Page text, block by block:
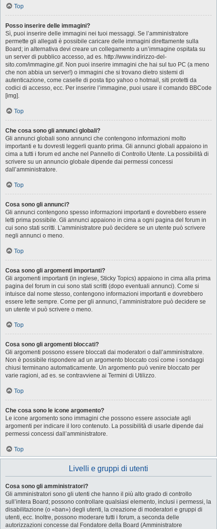
Top
Posso inserire delle immagini?
Sì, puoi inserire delle immagini nei tuoi messaggi. Se l’amministratore
permette gli allegati è possibile caricare delle immagini direttamente sulla
Board; in alternativa devi creare un collegamento a un’immagine ospitata su
un server di pubblico accesso, ad es. http://www.indirizzo-del-
sito.com/immagine.gif. Non puoi inserire immagini che hai sul tuo PC (a meno
che non abbia un server!) o immagini che si trovano dietro sistemi di
autenticazione, come caselle di posta tipo yahoo o hotmail, siti protetti da
codici di accesso, ecc. Per inserire l’immagine, puoi usare il comando BBCode
[img].
Top
Che cosa sono gli annunci globali?
Gli annunci globali sono annunci che contengono informazioni molto
importanti e tu dovresti leggerli quanto prima. Gli annunci globali appaiono in
cima a tutti i forum ed anche nel Pannello di Controllo Utente. La possibilità di
scrivere su un annuncio globale dipende dai permessi concessi
dall’amministratore.
Top
Cosa sono gli annunci?
Gli annunci contengono spesso informazioni importanti e dovrebbero essere
letti prima possibile. Gli annunci appaiono in cima a ogni pagina del forum in
cui sono stati scritti. L’amministratore può decidere se un utente può scrivere
negli annunci o meno.
Top
Cosa sono gli argomenti importanti?
Gli argomenti importanti (in inglese, Sticky Topics) appaiono in cima alla prima
pagina del forum in cui sono stati scritti (dopo eventuali annunci). Come si
intuisce dal nome stesso, contengono informazioni importanti e dovrebbero
essere lette sempre. Come per gli annunci, l’amministratore può decidere se
un utente vi può scrivere o meno.
Top
Cosa sono gli argomenti bloccati?
Gli argomenti possono essere bloccati dai moderatori o dall’amministratore.
Non è possibile rispondere ad un argomento bloccato così come i sondaggi
chiusi terminano automaticamente. Un argomento può venire bloccato per
varie ragioni, ad es. se contravviene ai Termini di Utilizzo.
Top
Che cosa sono le icone argomento?
Le icone argomento sono immagini che possono essere associate agli
argomenti per indicare il loro contenuto. La possibilità di usarle dipende dai
permessi concessi dall’amministratore.
Top
Livelli e gruppi di utenti
Cosa sono gli amministratori?
Gli amministratori sono gli utenti che hanno il più alto grado di controllo
sull’intera Board; possono controllare qualsiasi elemento, inclusi i permessi, la
disabilitazione (o «ban») degli utenti, la creazione di moderatori e gruppi di
utenti, ecc. Inoltre, possono moderare tutti i forum, a seconda delle
autorizzazioni concesse dal Fondatore della Board (Amministratore